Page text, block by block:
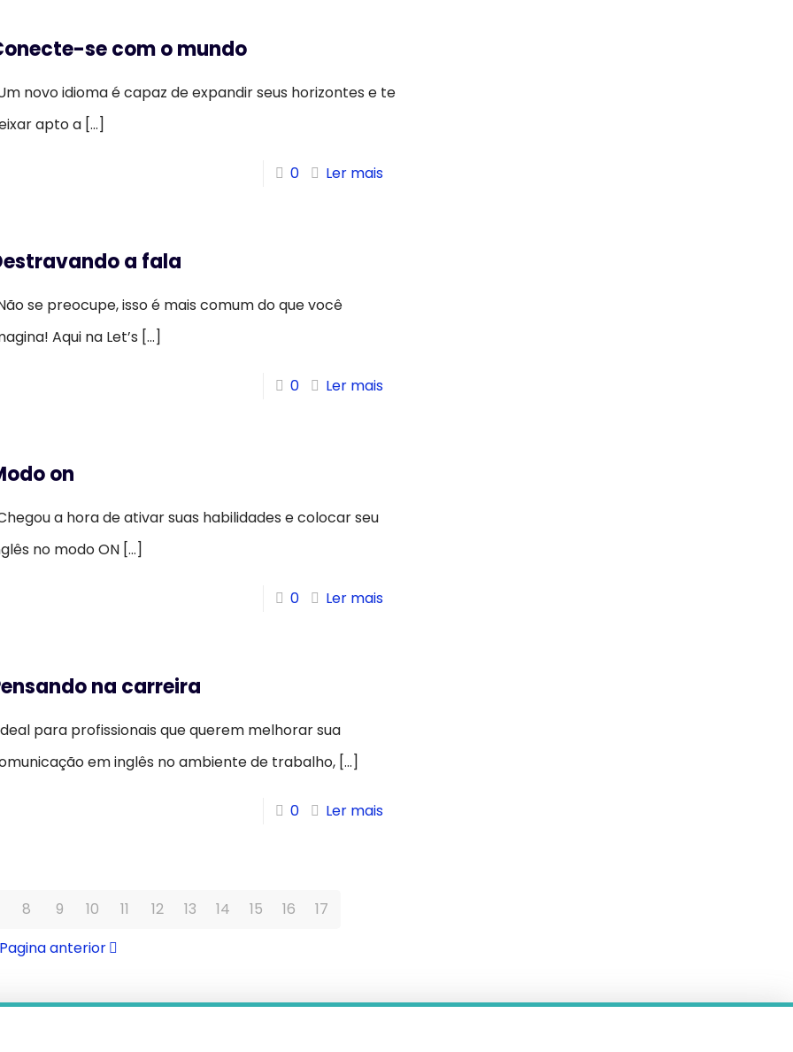
se com o mundo
novo idioma é capaz de expandir seus horizontes e te
apto a […]
0 Ler mais
a fala
se preocupe, isso é mais comum do que você
Aqui na Let’s […]
0 Ler mais
on
a hora de ativar suas habilidades e colocar seu
no modo ON […]
0 Ler mais
na carreira
para profissionais que querem melhorar sua
em inglês no ambiente de trabalho, […]
0 Ler mais
8 9 10 11 12 13 14 15 16
17
anterior